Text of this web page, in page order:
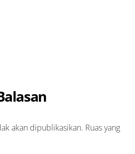
akan dipublikasikan. Ruas yang